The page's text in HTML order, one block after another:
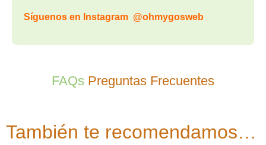
Síguenos en Instagram @ohmygosweb
FAQs Preguntas Frecuentes
También te recomendamos…